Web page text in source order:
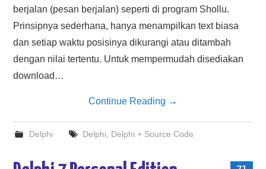
berjalan (pesan berjalan) seperti di program Shollu.
Prinsipnya sederhana, hanya menampilkan text biasa
dan setiap waktu posisinya dikurangi atau ditambah
dengan nilai tertentu. Untuk mempermudah disediakan
download…
Continue Reading →
Delphi Delphi Delphi + Source Code